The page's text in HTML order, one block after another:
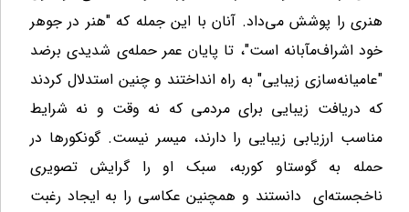
هنری را پوشش می‌داد. آنان با این جمله که "هنر در جوهر
خود اشراف‌مآبانه است"، تا پایان عمر حمله‌ی شدیدی برضد
"عامیانه‌سازی زیبایی" به راه انداختند و چنین استدلال کردند
که دریافت زیبایی برای مردمی که نه وقت و نه شرایط
مناسب ارزیابی زیبایی را دارند، میسر نیست. گونکورها در
حمله به گوستاو کوربه، سبک او را گرایش تصویری
ناخجسته‌ای دانستند و همچنین عکاسی را به ایجاد رغبت